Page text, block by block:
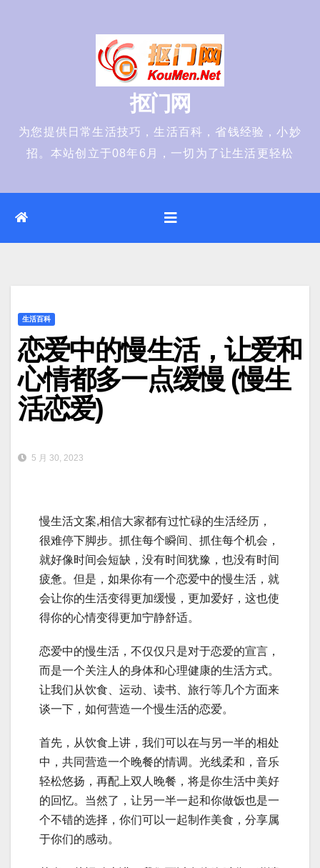
抠门网
为您提供日常生活技巧，生活百科，省钱经验，小妙
招。本站创立于08年6月，一切为了让生活更轻松
生活百科
恋爱中的慢生活，让爱和
心情都多一点缓慢 (慢生
活恋爱)
5 月 30, 2023
慢生活文案,相信大家都有过忙碌的生活经历，
很难停下脚步。抓住每个瞬间、抓住每个机会，
就好像时间会短缺，没有时间犹豫，也没有时间
疲惫。但是，如果你有一个恋爱中的慢生活，就
会让你的生活变得更加缓慢，更加爱好，这也使
得你的心情变得更加宁静舒适。
恋爱中的慢生活，不仅仅只是对于恋爱的宣言，
而是一个关注人的身体和心理健康的生活方式。
让我们从饮食、运动、读书、旅行等几个方面来
谈一下，如何营造一个慢生活的恋爱。
首先，从饮食上讲，我们可以在与另一半的相处
中，共同营造一个晚餐的情调。光线柔和，音乐
轻松悠扬，再配上双人晚餐，将是你生活中美好
的回忆。当然了，让另一半一起和你做饭也是一
个不错的选择，你们可以一起制作美食，分享属
于你们的感动。